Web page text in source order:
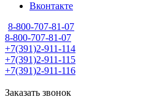
Вконтакте
8-800-707-81-07
8-800-707-81-07
+7(391)2-911-114
+7(391)2-911-115
+7(391)2-911-116
Заказать звонок